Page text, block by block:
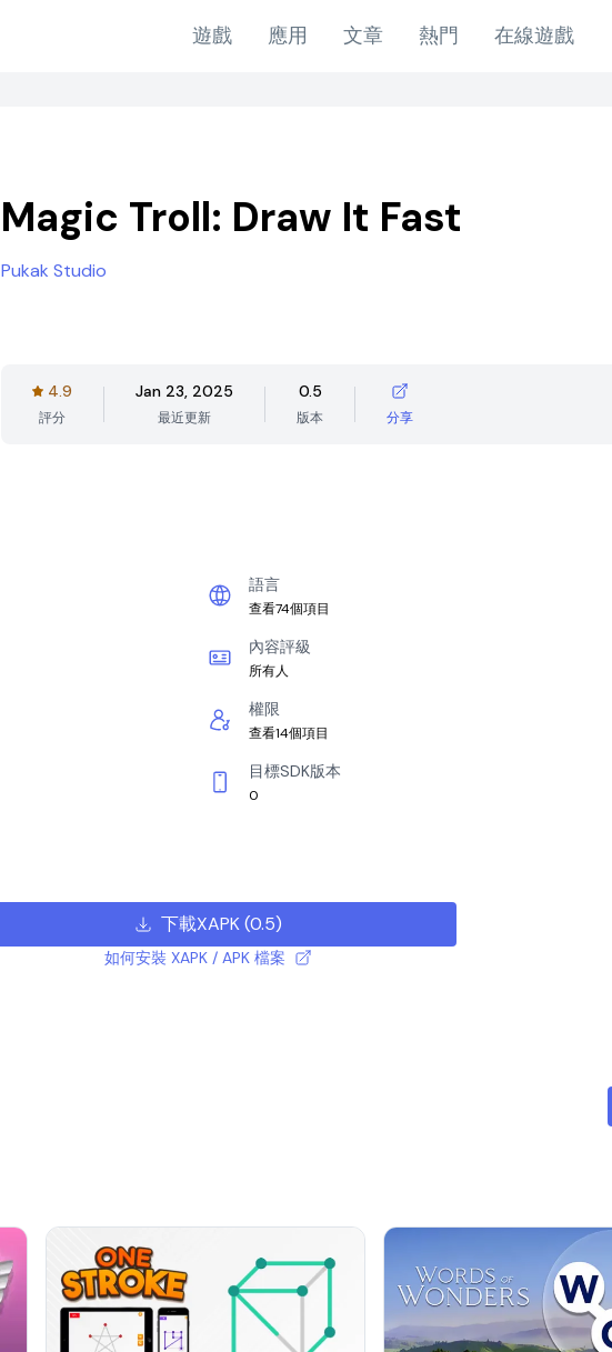
遊戲 應用 文章 熱門 在線遊戲
Magic Troll: Draw It Fast
Pukak Studio
4.9
評分
Jan 23, 2025
最近更新
0.5
版本 分享
語言
查看74個項目
內容評級
所有人
權限
查看14個項目
目標SDK版本
0
下載XAPK(0.5)
如何安裝 XAPK / APK 檔案